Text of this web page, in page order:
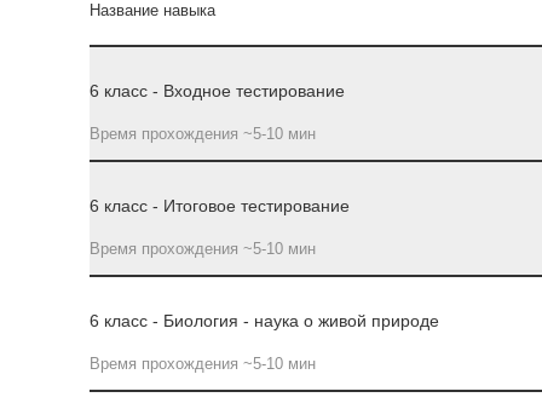
Название навыка
6 класс - Входное тестирование
Время прохождения ~5-10 мин
6 класс - Итоговое тестирование
Время прохождения ~5-10 мин
6 класс - Биология - наука о живой природе
Время прохождения ~5-10 мин